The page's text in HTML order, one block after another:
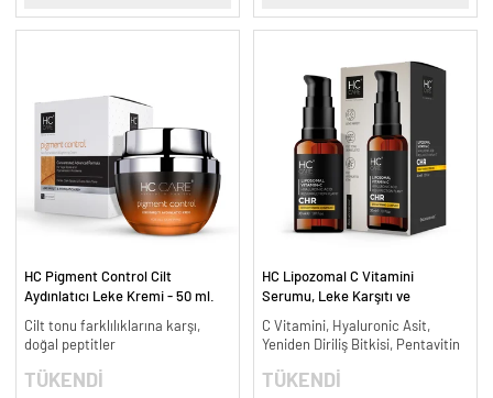
HC Pigment Control Cilt
Aydınlatıcı Leke Kremi - 50 ml.
Cilt tonu farklılıklarına karşı,
doğal peptitler
TÜKENDİ
HC Lipozomal C Vitamini
Serumu, Leke Karşıtı ve
C Vitamini, Hyaluronic Asit,
Yeniden Diriliş Bitkisi, Pentavitin
TÜKENDİ